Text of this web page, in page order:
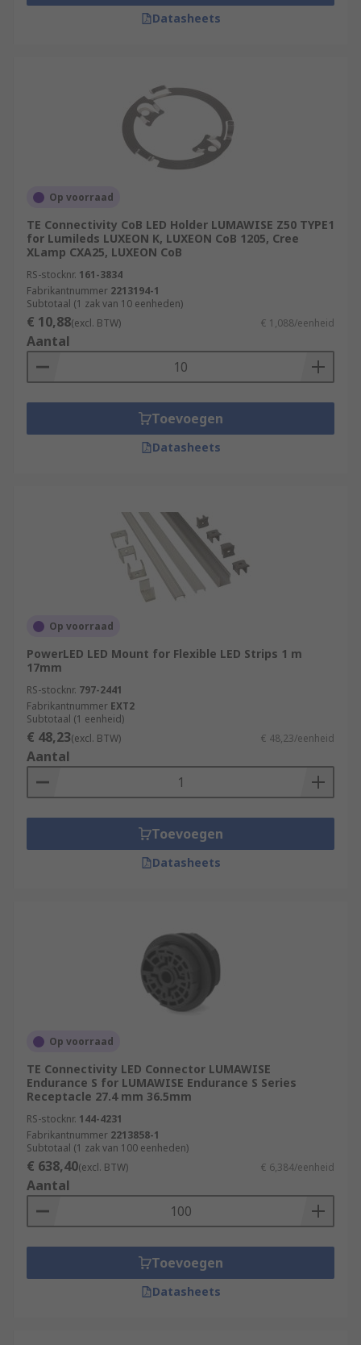
Datasheets
Op voorraad
TE Connectivity CoB LED Holder LUMAWISE Z50 TYPE1
for Lumileds LUXEON K, LUXEON CoB 1205, Cree
XLamp CXA25, LUXEON CoB
RS-stocknr. 161-3834
Fabrikantnummer 2213194-1
Subtotaal (1 zak van 10 eenheden)
€ 10,88(excl. BTW) € 1,088/eenheid
Aantal
Toevoegen
Datasheets
Op voorraad
PowerLED LED Mount for Flexible LED Strips 1 m
17mm
RS-stocknr. 797-2441
Fabrikantnummer EXT2
Subtotaal (1 eenheid)
€ 48,23(excl. BTW) € 48,23/eenheid
Aantal
Toevoegen
Datasheets
Op voorraad
TE Connectivity LED Connector LUMAWISE
Endurance S for LUMAWISE Endurance S Series
Receptacle 27.4 mm 36.5mm
RS-stocknr. 144-4231
Fabrikantnummer 2213858-1
Subtotaal (1 zak van 100 eenheden)
€ 638,40(excl. BTW) € 6,384/eenheid
Aantal
Toevoegen
Datasheets